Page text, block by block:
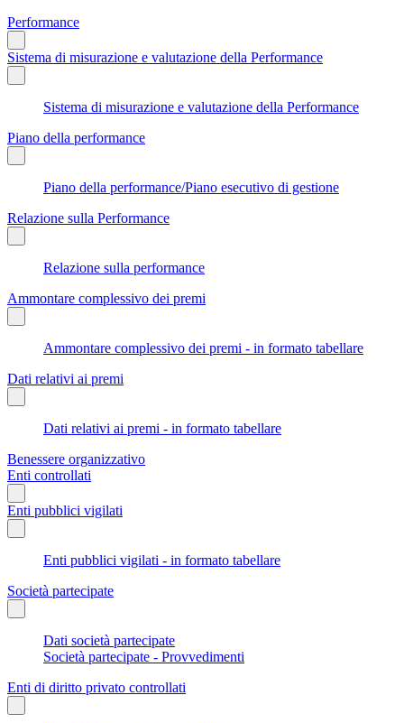
Performance
Sistema di misurazione e valutazione della Performance
Sistema di misurazione e valutazione della Performance
Piano della performance
Piano della performance/Piano esecutivo di gestione
Relazione sulla Performance
Relazione sulla performance
Ammontare complessivo dei premi
Ammontare complessivo dei premi - in formato tabellare
Dati relativi ai premi
Dati relativi ai premi - in formato tabellare
Benessere organizzativo
Enti controllati
Enti pubblici vigilati
Enti pubblici vigilati - in formato tabellare
Società partecipate
Dati società partecipate
Società partecipate - Provvedimenti
Enti di diritto privato controllati